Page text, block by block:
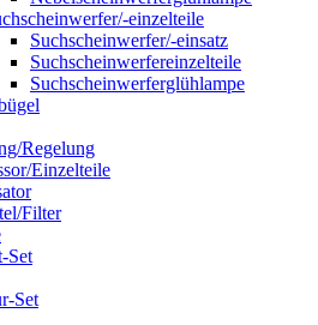
einzelteile
Suchscheinwerfer/-einsatz
Suchscheinwerfereinzelteile
Suchscheinwerferglühlampe
Regelung
Einzelteile
Filter
Set
Set